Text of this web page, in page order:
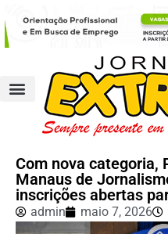
Com nova categoria,
Manaus de
inscrições abertas
admin maio 7, 2026